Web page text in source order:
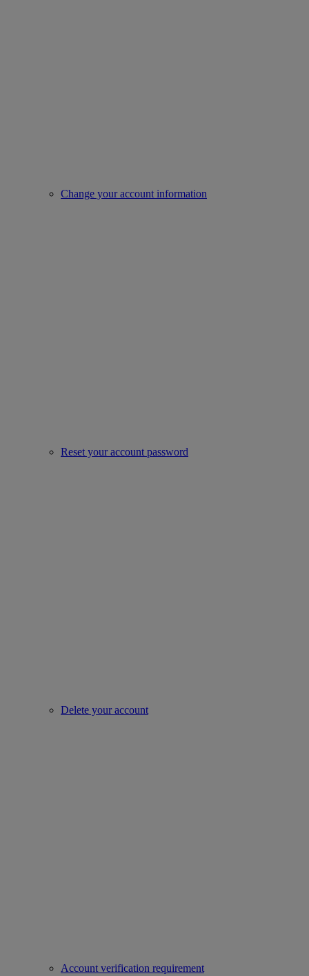
Change your account information
Reset your account password
Delete your account
Account verification requirement